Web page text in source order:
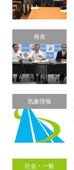
発表
気象情報
社会・一般